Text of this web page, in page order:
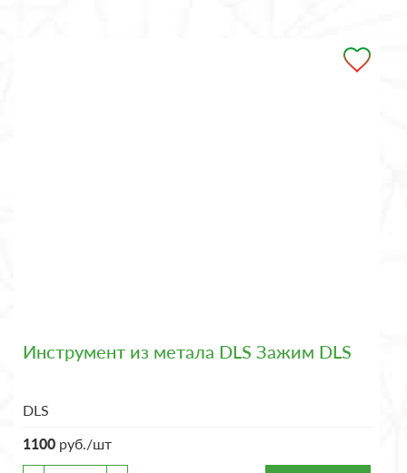
Инструмент из метала DLS Зажим DLS
DLS
1100 руб./шт